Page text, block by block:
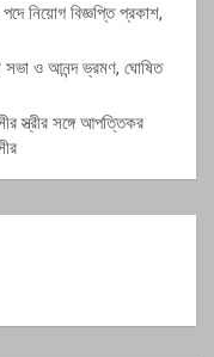
নিয়োগ বিজ্ঞপ্তি প্রকাশ,
সভা ও আনন্দ ভ্রমণ, ঘোষিত
স্ত্রীর সঙ্গে আপত্তিকর